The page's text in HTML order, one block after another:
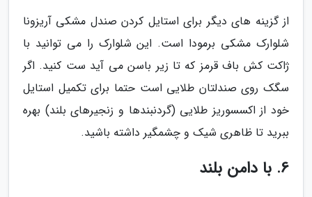
از گزینه های دیگر برای استایل کردن صندل مشکی آریزونا
شلوارک مشکی برمودا است. این شلوارک را می توانید با
ژاکت کش باف قرمز که تا زیر باسن می آید ست کنید. اگر
سگک روی صندلتان طلایی است حتما برای تکمیل استایل
خود از اکسسوریز طلایی (گردنبندها و زنجیرهای بلند) بهره
ببرید تا ظاهری شیک و چشمگیر داشته باشید.
6. با دامن بلند